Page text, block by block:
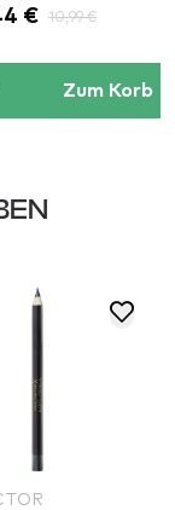
€ 10,99 €
Zum Korb